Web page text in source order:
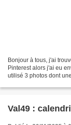
Bonjour à tous, j'ai
Pinterest alors j'ai eu
utilisé 3 photos dont
Val49 :